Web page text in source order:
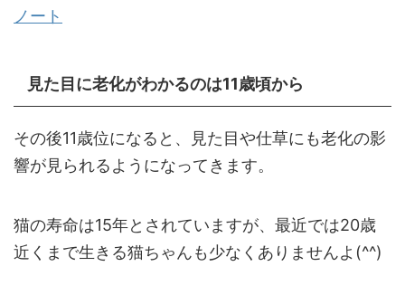
ノート
見た目に老化がわかるのは11歳頃から
その後11歳位になると、見た目や仕草にも老化の影
響が見られるようになってきます。
猫の寿命は15年とされていますが、最近では20歳
近くまで生きる猫ちゃんも少なくありませんよ(^^)